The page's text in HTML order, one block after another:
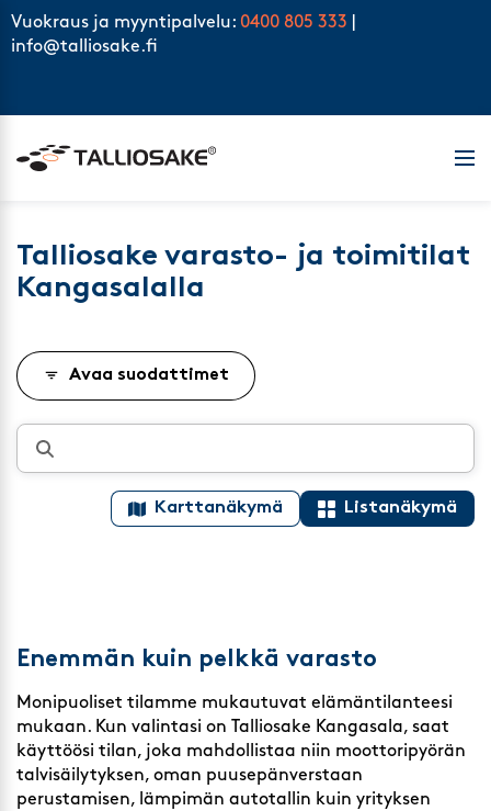
Skip to content
Vuokraus ja myyntipalvelu: 0400 805 333
info@talliosake.fi
Talliosake varasto- ja toimitilat
Kangasalalla
Avaa suodattimet
Karttanäkymä Listanäkymä
Enemmän kuin pelkkä varasto
Monipuoliset tilamme mukautuvat elämäntilanteesi
mukaan. Kun valintasi on Talliosake Kangasala, saat
käyttöösi tilan, joka mahdollistaa niin moottoripyörän
talvisäilytyksen, oman puusepänverstaan
perustamisen, lämpimän autotallin kuin yrityksen